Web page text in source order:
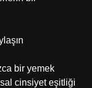
bir yemek
cinsiyet eşitliği